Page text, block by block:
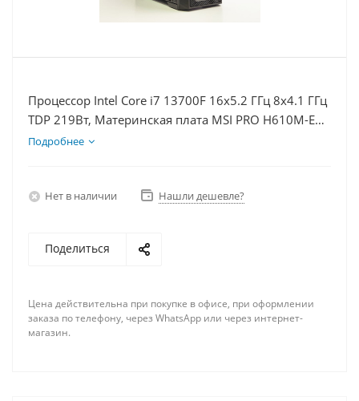
Процессор Intel Core i7 13700F 16x5.2 ГГц 8x4.1 ГГц
TDP 219Вт, Материнская плата MSI PRO H610M-E
D5, Видеокарта RTX 4060 8Гб, Память DDR5 64Gb,
Подробнее
Нет в наличии Нашли дешевле?
Поделиться
Цена действительна при покупке в офисе, при оформлении
заказа по телефону, через WhatsApp или через интернет-
магазин.